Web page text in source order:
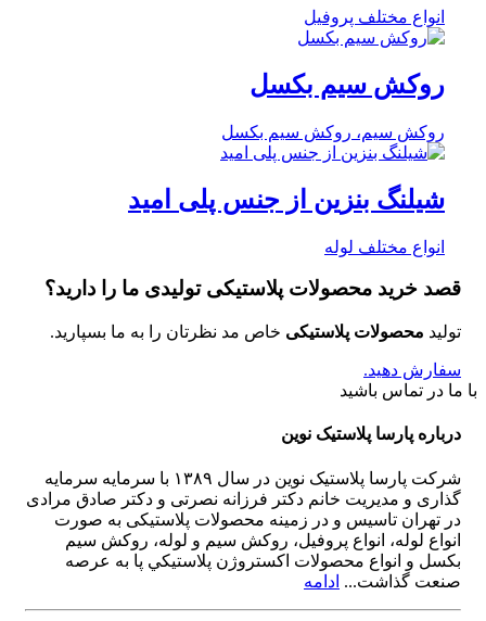
انواع مختلف پروفیل
روکش سیم بکسل
روکش سیم، روکش سیم بکسل
شیلنگ بنزین از جنس پلی امید
انواع مختلف لوله
قصد خرید محصولات پلاستیکی تولیدی ما را دارید؟
تولید محصولات پلاستیکی خاص مد نظرتان را به ما بسپارید.
سفارش دهید.
با ما در تماس باشید
درباره پارسا پلاستیک نوین
شرکت پارسا پلاستیک نوین در سال ۱۳۸۹ با سرمایه سرمایه
گذاری و مدیریت خانم دکتر فرزانه نصرتی و دکتر صادق مرادی
در تهران تاسیس و در زمینه محصولات پلاستیکی به صورت
انواع لوله، انواع پروفیل، روکش سیم و لوله، روکش سیم
بکسل و انواع محصولات اکستروژن پلاستيكي پا به عرصه
صنعت گذاشت... ادامه